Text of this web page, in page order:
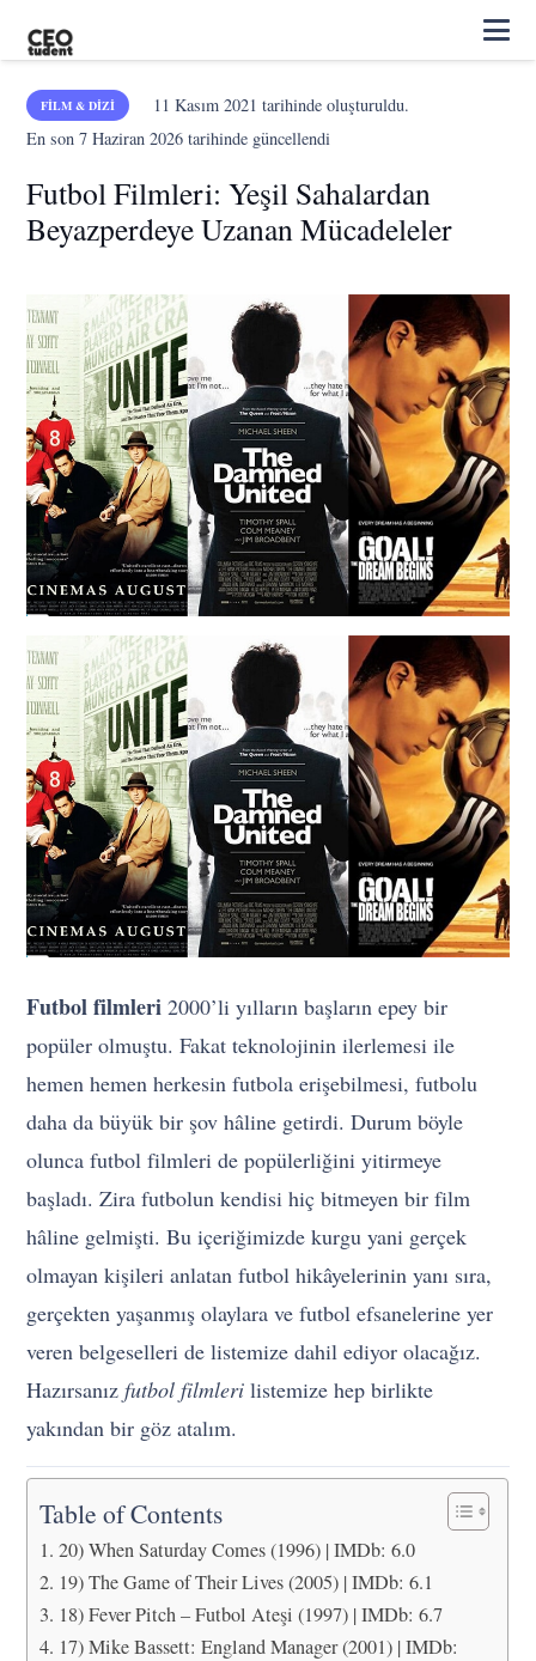
FILM & DIZI 11 Kasım 2021 tarihinde oluşturuldu.
En son7 Haziran 2026 tarihinde güncellendi
Futbol Filmleri: Yeşil Sahalardan
Beyazperdeye Uzanan Mücadeleler
Futbol filmleri 2000’li yılların başların epey bir
popüler olmuştu. Fakat teknolojinin ilerlemesi ile
hemen hemen herkesin futbola erişebilmesi, futbolu
daha da büyük bir şov hâline getirdi. Durum böyle
olunca futbol filmleri de popülerliğini yitirmeye
başladı. Zira futbolun kendisi hiç bitmeyen bir film
hâline gelmişti. Bu içeriğimizde kurgu yani gerçek
olmayan kişileri anlatan futbol hikâyelerinin yanı sıra,
gerçekten yaşanmış olaylara ve futbol efsanelerine yer
veren belgeselleri de listemize dahil ediyor olacağız.
Hazırsanızfutbol filmleri listemize hep birlikte
yakından bir göz atalım.
Table of Contents
20) When Saturday Comes (1996) | IMDb: 6.0
19) The Game of Their Lives (2005) | IMDb: 6.1
18) Fever Pitch – Futbol Ateşi (1997) | IMDb: 6.7
17) Mike Bassett: England Manager (2001) | IMDb: